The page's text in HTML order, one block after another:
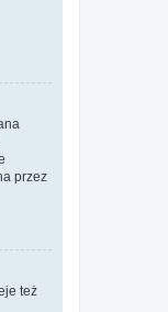
przez
też